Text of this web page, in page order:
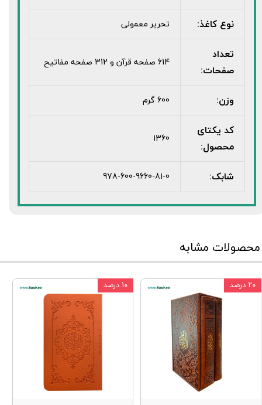
نوع کاغذ: تحریر معمولی
تعداد
صفحات:
614 صفحه قرآن و 312 صفحه مفاتیح
وزن: 600 گرم
کد یکتای
محصول:
1360
شابک: 978-600-9660-81-0
محصولات مشابه
۲۰ درصد ۱۰ درصد